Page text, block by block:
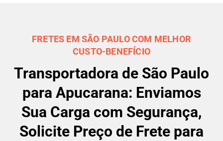
FRETES EM SÃO PAULO COM MELHOR
CUSTO-BENEFÍCIO
Transportadora de São Paulo
para Apucarana: Enviamos
Sua Carga com Segurança,
Solicite Preço de Frete para